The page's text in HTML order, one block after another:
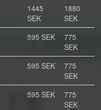
1445
SEK
1880
SEK
595 SEK
775
SEK
595 SEK
775
SEK
595 SEK
775
SEK